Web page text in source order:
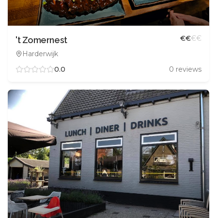
't Zomernest
Harderwijk
€€€€
0.0 0 reviews